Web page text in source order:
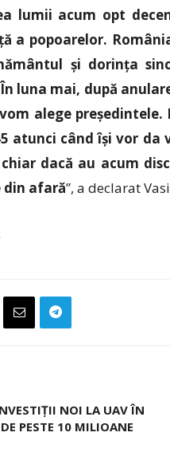
lumii acum opt
a popoarelor.
și dorința
luna mai, după
alege
atunci când își vor da
dacă au acum
din afară”, a declarat
NOI LA UAV ÎN
PESTE 10 MILIOANE